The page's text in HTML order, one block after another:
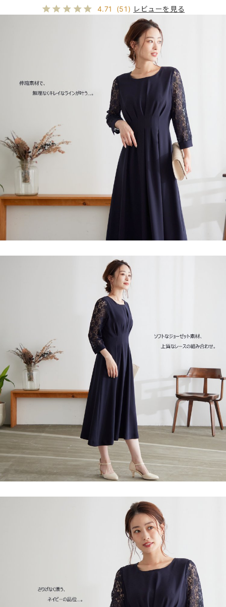
4.71 (51) レビューを見る